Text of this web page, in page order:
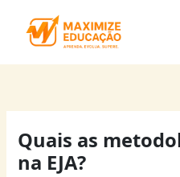
Quais as
na EJA?